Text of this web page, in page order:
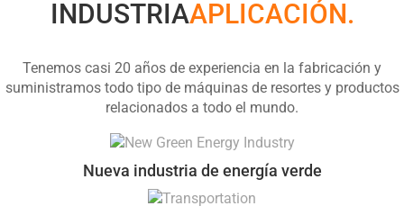
INDUSTRIAAPLICACIÓN.
Tenemos casi 20 años de experiencia en la fabricación y
suministramos todo tipo de máquinas de resortes y productos
relacionados a todo el mundo.
Nueva industria de energía verde